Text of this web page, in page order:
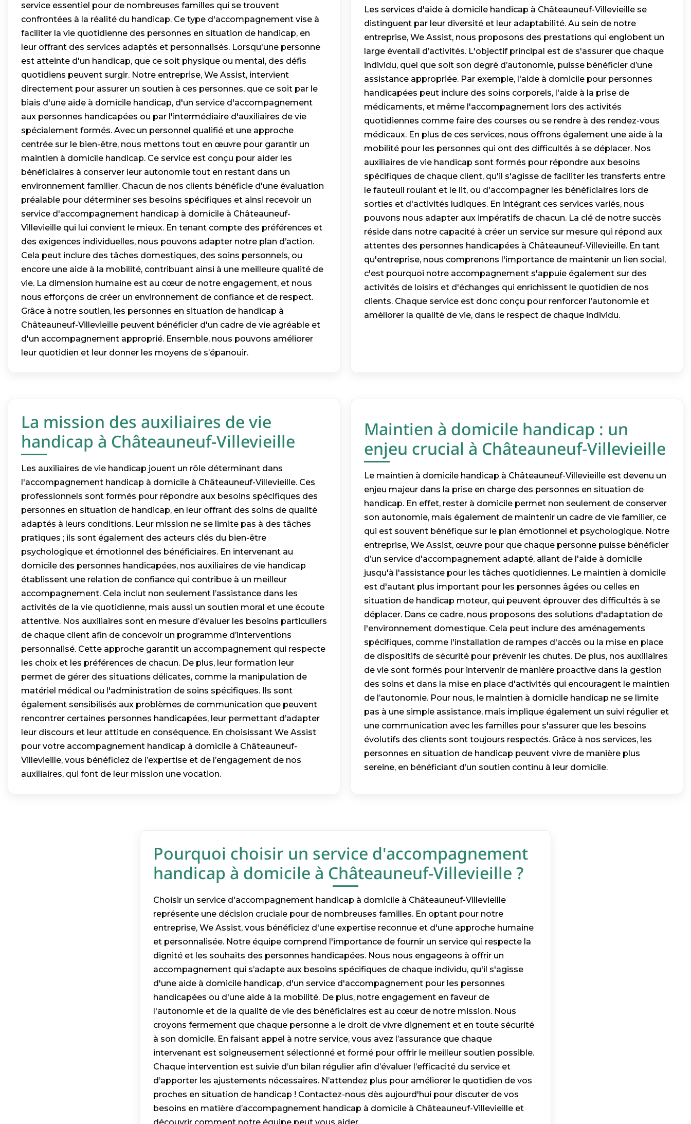
service essentiel pour de nombreuses familles qui se trouvent
confrontées à la réalité du handicap. Ce type d'accompagnement vise à
faciliter la vie quotidienne des personnes en situation de handicap, en
leur offrant des services adaptés et personnalisés. Lorsqu'une personne
est atteinte d'un handicap, que ce soit physique ou mental, des défis
quotidiens peuvent surgir. Notre entreprise, We Assist, intervient
directement pour assurer un soutien à ces personnes, que ce soit par le
biais d'une aide à domicile handicap, d'un service d'accompagnement
aux personnes handicapées ou par l'intermédiaire d'auxiliaires de vie
spécialement formés. Avec un personnel qualifié et une approche
centrée sur le bien-être, nous mettons tout en œuvre pour garantir un
maintien à domicile handicap. Ce service est conçu pour aider les
bénéficiaires à conserver leur autonomie tout en restant dans un
environnement familier. Chacun de nos clients bénéficie d'une évaluation
préalable pour déterminer ses besoins spécifiques et ainsi recevoir un
service d'accompagnement handicap à domicile à Châteauneuf-
Villevieille qui lui convient le mieux. En tenant compte des préférences et
des exigences individuelles, nous pouvons adapter notre plan d’action.
Cela peut inclure des tâches domestiques, des soins personnels, ou
encore une aide à la mobilité, contribuant ainsi à une meilleure qualité de
vie. La dimension humaine est au cœur de notre engagement, et nous
nous efforçons de créer un environnement de confiance et de respect.
Grâce à notre soutien, les personnes en situation de handicap à
Châteauneuf-Villevieille peuvent bénéficier d'un cadre de vie agréable et
d'un accompagnement approprié. Ensemble, nous pouvons améliorer
leur quotidien et leur donner les moyens de s’épanouir.
Les services d'aide à domicile handicap à Châteauneuf-Villevieille se
distinguent par leur diversité et leur adaptabilité. Au sein de notre
entreprise, We Assist, nous proposons des prestations qui englobent un
large éventail d’activités. L'objectif principal est de s'assurer que chaque
individu, quel que soit son degré d’autonomie, puisse bénéficier d’une
assistance appropriée. Par exemple, l'aide à domicile pour personnes
handicapées peut inclure des soins corporels, l'aide à la prise de
médicaments, et même l'accompagnement lors des activités
quotidiennes comme faire des courses ou se rendre à des rendez-vous
médicaux. En plus de ces services, nous offrons également une aide à la
mobilité pour les personnes qui ont des difficultés à se déplacer. Nos
auxiliaires de vie handicap sont formés pour répondre aux besoins
spécifiques de chaque client, qu'il s'agisse de faciliter les transferts entre
le fauteuil roulant et le lit, ou d'accompagner les bénéficiaires lors de
sorties et d'activités ludiques. En intégrant ces services variés, nous
pouvons nous adapter aux impératifs de chacun. La clé de notre succès
réside dans notre capacité à créer un service sur mesure qui répond aux
attentes des personnes handicapées à Châteauneuf-Villevieille. En tant
qu'entreprise, nous comprenons l'importance de maintenir un lien social,
c'est pourquoi notre accompagnement s'appuie également sur des
activités de loisirs et d'échanges qui enrichissent le quotidien de nos
clients. Chaque service est donc conçu pour renforcer l’autonomie et
améliorer la qualité de vie, dans le respect de chaque individu.
La mission des auxiliaires de vie
handicap à Châteauneuf-Villevieille
Les auxiliaires de vie handicap jouent un rôle déterminant dans
l'accompagnement handicap à domicile à Châteauneuf-Villevieille. Ces
professionnels sont formés pour répondre aux besoins spécifiques des
personnes en situation de handicap, en leur offrant des soins de qualité
adaptés à leurs conditions. Leur mission ne se limite pas à des tâches
pratiques ; ils sont également des acteurs clés du bien-être
psychologique et émotionnel des bénéficiaires. En intervenant au
domicile des personnes handicapées, nos auxiliaires de vie handicap
établissent une relation de confiance qui contribue à un meilleur
accompagnement. Cela inclut non seulement l’assistance dans les
activités de la vie quotidienne, mais aussi un soutien moral et une écoute
attentive. Nos auxiliaires sont en mesure d’évaluer les besoins particuliers
de chaque client afin de concevoir un programme d’interventions
personnalisé. Cette approche garantit un accompagnement qui respecte
les choix et les préférences de chacun. De plus, leur formation leur
permet de gérer des situations délicates, comme la manipulation de
matériel médical ou l'administration de soins spécifiques. Ils sont
également sensibilisés aux problèmes de communication que peuvent
rencontrer certaines personnes handicapées, leur permettant d’adapter
leur discours et leur attitude en conséquence. En choisissant We Assist
pour votre accompagnement handicap à domicile à Châteauneuf-
Villevieille, vous bénéficiez de l’expertise et de l’engagement de nos
auxiliaires, qui font de leur mission une vocation.
Maintien à domicile handicap : un
enjeu crucial à Châteauneuf-Villevieille
Le maintien à domicile handicap à Châteauneuf-Villevieille est devenu un
enjeu majeur dans la prise en charge des personnes en situation de
handicap. En effet, rester à domicile permet non seulement de conserver
son autonomie, mais également de maintenir un cadre de vie familier, ce
qui est souvent bénéfique sur le plan émotionnel et psychologique. Notre
entreprise, We Assist, œuvre pour que chaque personne puisse bénéficier
d’un service d'accompagnement adapté, allant de l'aide à domicile
jusqu'à l'assistance pour les tâches quotidiennes. Le maintien à domicile
est d'autant plus important pour les personnes âgées ou celles en
situation de handicap moteur, qui peuvent éprouver des difficultés à se
déplacer. Dans ce cadre, nous proposons des solutions d'adaptation de
l'environnement domestique. Cela peut inclure des aménagements
spécifiques, comme l'installation de rampes d'accès ou la mise en place
de dispositifs de sécurité pour prévenir les chutes. De plus, nos auxiliaires
de vie sont formés pour intervenir de manière proactive dans la gestion
des soins et dans la mise en place d'activités qui encouragent le maintien
de l’autonomie. Pour nous, le maintien à domicile handicap ne se limite
pas à une simple assistance, mais implique également un suivi régulier et
une communication avec les familles pour s'assurer que les besoins
évolutifs des clients sont toujours respectés. Grâce à nos services, les
personnes en situation de handicap peuvent vivre de manière plus
sereine, en bénéficiant d’un soutien continu à leur domicile.
Pourquoi choisir un service d'accompagnement
handicap à domicile à Châteauneuf-Villevieille ?
Choisir un service d'accompagnement handicap à domicile à Châteauneuf-Villevieille
représente une décision cruciale pour de nombreuses familles. En optant pour notre
entreprise, We Assist, vous bénéficiez d'une expertise reconnue et d'une approche humaine
et personnalisée. Notre équipe comprend l'importance de fournir un service qui respecte la
dignité et les souhaits des personnes handicapées. Nous nous engageons à offrir un
accompagnement qui s’adapte aux besoins spécifiques de chaque individu, qu'il s'agisse
d'une aide à domicile handicap, d'un service d'accompagnement pour les personnes
handicapées ou d'une aide à la mobilité. De plus, notre engagement en faveur de
l'autonomie et de la qualité de vie des bénéficiaires est au cœur de notre mission. Nous
croyons fermement que chaque personne a le droit de vivre dignement et en toute sécurité
à son domicile. En faisant appel à notre service, vous avez l’assurance que chaque
intervenant est soigneusement sélectionné et formé pour offrir le meilleur soutien possible.
Chaque intervention est suivie d’un bilan régulier afin d’évaluer l’efficacité du service et
d’apporter les ajustements nécessaires. N’attendez plus pour améliorer le quotidien de vos
proches en situation de handicap ! Contactez-nous dès aujourd'hui pour discuter de vos
besoins en matière d’accompagnement handicap à domicile à Châteauneuf-Villevieille et